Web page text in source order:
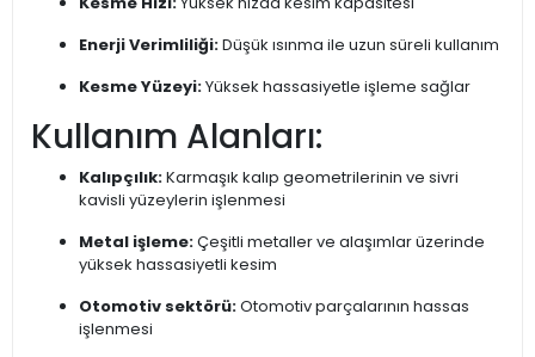
Enerji Verimliliği:Düşük ısınma ile uzun süreli kullanım
Kesme Yüzeyi:Yüksek hassasiyetle işleme sağlar
Kullanım Alanları:
Kalıpçılık:Karmaşık kalıp geometrilerinin ve sivri
kavisli yüzeylerin işlenmesi
Metal işleme:Çeşitli metaller ve alaşımlar üzerinde
yüksek hassasiyetli kesim
Otomotiv sektörü:Otomotiv parçalarının hassas
işlenmesi